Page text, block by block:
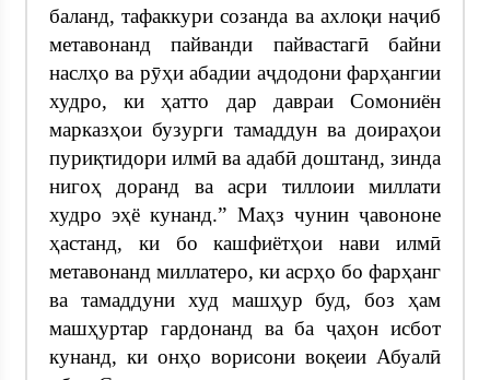
баланд, тафаккури созанда ва ахлоқи наҷиб
метавонанд пайванди пайвастагӣ байни
наслҳо ва рӯҳи абадии аҷдодони фарҳангии
худро, ки ҳатто дар давраи Сомониён
марказҳои бузурги тамаддун ва доираҳои
пуриқтидори илмӣ ва адабӣ доштанд, зинда
нигоҳ доранд ва асри тиллоии миллати
худро эҳё кунанд.” Маҳз чунин ҷавононе
ҳастанд, ки бо кашфиётҳои нави илмӣ
метавонанд миллатеро, ки асрҳо бо фарҳанг
ва тамаддуни худ машҳур буд, боз ҳам
машҳуртар гардонанд ва ба ҷаҳон исбот
кунанд, ки онҳо ворисони воқеии Абуалӣ